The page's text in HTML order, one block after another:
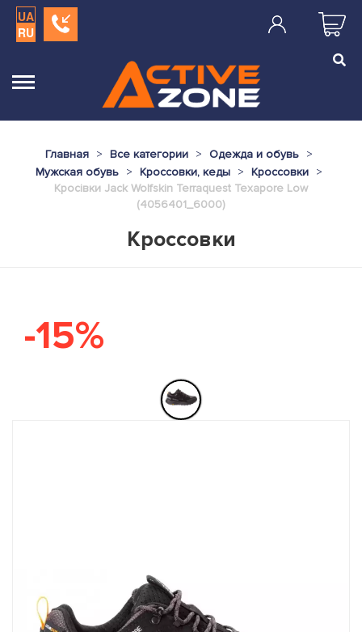
UA
RU
Главная Все категории
Одежда и обувь
Мужская обувь
Кроссовки, кеды
Кроссовки
Кросівки Jack Wolfskin Terraquest Texapore Low
(4056401_6000)
Кроссовки
-15%